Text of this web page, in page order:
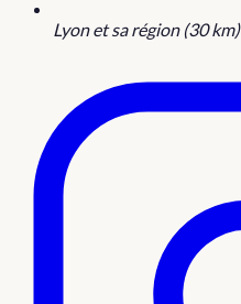
Lyon et sa région (30 km)